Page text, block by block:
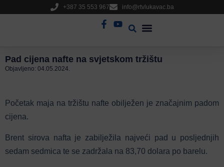
+387 35 553 967 info@rtvlukavac.ba
Pad cijena nafte na svjetskom tržištu
Objavljeno: 04.05.2024.
Početak maja na tržištu nafte obilježen je značajnim padom
cijena.
Brent sirova nafta je zabilježila najveći pad u posljednjih
sedam sedmica te se zadržala na 83,70 dolara po barelu.